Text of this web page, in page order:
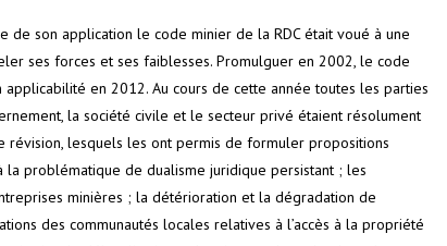
de son application le code minier de la RDC était voué à une
ses forces et ses faiblesses. Promulguer en 2002, le code
en 2012. Au cours de cette année toutes les parties
la société civile et le secteur privé étaient résolument
révision, lesquels les ont permis de formuler propositions
la problématique de dualisme juridique persistant ; les
minières ; la détérioration et la dégradation de
des communautés locales relatives à l’accès à la propriété